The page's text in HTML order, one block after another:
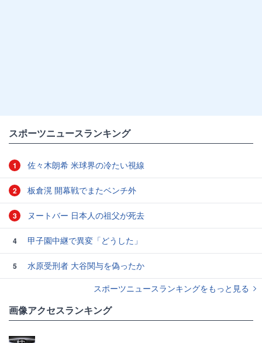
スポーツニュースランキング
1 佐々木朗希 米球界の冷たい視線
2 板倉滉 開幕戦でまたベンチ外
3 ヌートバー 日本人の祖父が死去
4 甲子園中継で異変「どうした」
5
水原受刑者 大谷関与を偽ったか
スポーツニュースランキングをもっと見る
画像アクセスランキング